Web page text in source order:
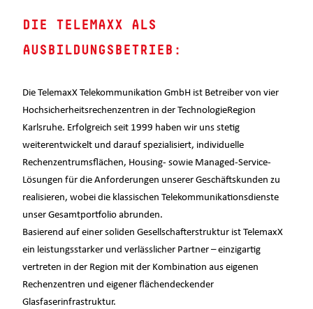
DIE TELEMAXX ALS
AUSBILDUNGSBETRIEB:
Die TelemaxX Telekommunikation GmbH ist Betreiber von vier
Hochsicherheitsrechenzentren in der TechnologieRegion
Karlsruhe. Erfolgreich seit 1999 haben wir uns stetig
weiterentwickelt und darauf spezialisiert, individuelle
Rechenzentrumsflächen, Housing- sowie Managed-Service-
Lösungen für die Anforderungen unserer Geschäftskunden zu
realisieren, wobei die klassischen Telekommunikationsdienste
unser Gesamtportfolio abrunden.
Basierend auf einer soliden Gesellschafterstruktur ist TelemaxX
ein leistungsstarker und verlässlicher Partner – einzigartig
vertreten in der Region mit der Kombination aus eigenen
Rechenzentren und eigener flächendeckender
Glasfaserinfrastruktur.